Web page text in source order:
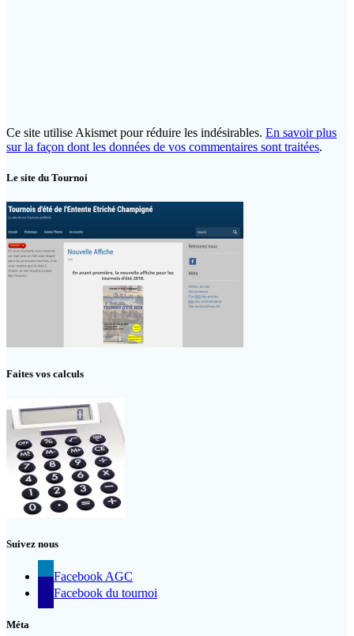
Ce site utilise Akismet pour réduire les indésirables. En savoir plus
sur la façon dont les données de vos commentaires sont traitées.
Le site du Tournoi
Faites vos calculs
Suivez nous
Facebook AGC
Facebook du tournoi
Méta